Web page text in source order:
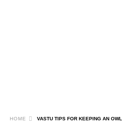
HOME VASTU TIPS FOR KEEPING AN OWL :